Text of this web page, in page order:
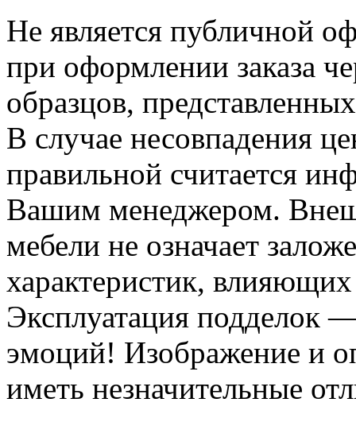
Не является публичной
при оформлении заказа
образцов,
В случае несовпадения
правильной считается
Вашим менеджером.
мебели не означает
характеристик, влияющих
Эксплуатация подделок
эмоций! Изображение и
иметь незначительные